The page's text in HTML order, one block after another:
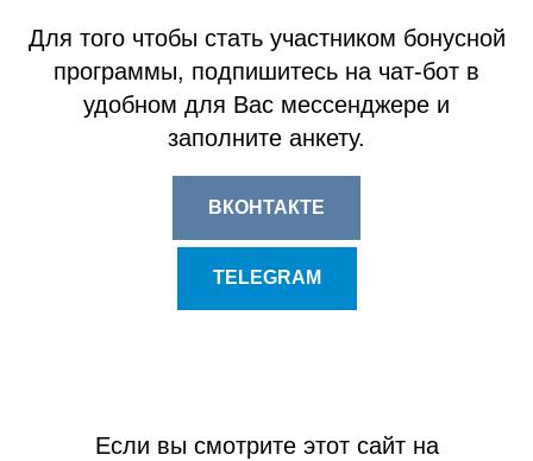
Для того чтобы стать участником бонусной
программы, подпишитесь на чат-бот в
удобном для Вас мессенджере и
заполните анкету.
ВКОНТАКТЕ
TELEGRAM
Если вы смотрите этот сайт на